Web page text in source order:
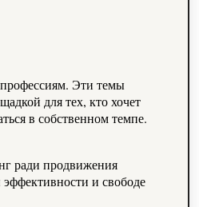
Эти темы
для тех, кто хочет
в собственном темпе.
ради продвижения
и свободе